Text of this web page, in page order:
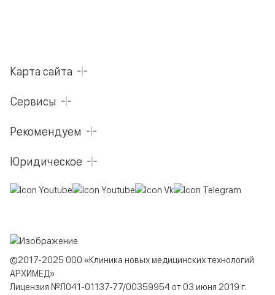
Карта сайта
Сервисы
Рекомендуем
Юридическое
©2017-2025 ООО «Клиника новых медицинских технологий
АРХИМЕД»
Лицензия №Л041-01137-77/00359954 от 03 июня 2019 г.